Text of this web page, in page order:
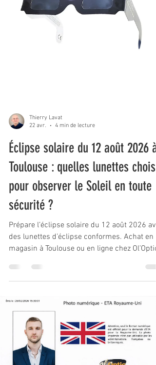
Thierry Lavat
22 avr.
4 min de lecture
Éclipse solaire du 12 août 2026 à
Toulouse : quelles lunettes choisir
pour observer le Soleil en toute
sécurité ?
Prépare l’éclipse solaire du 12 août 2026
des lunettes d’éclipse conformes. Achat en
magasin à Toulouse ou en ligne chez Ol’Optic.